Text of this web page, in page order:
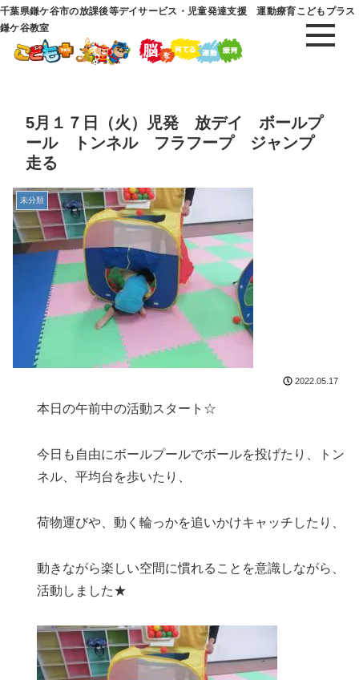
千葉県鎌ケ谷市の放課後等デイサービス・児童発達支援 運動療育こどもプラス
鎌ケ谷教室
5月１７日（火）児発 放デイ ボールプ
ール トンネル フラフープ ジャンプ
走る
未分類
2022.05.17
本日の午前中の活動スタート☆
今日も自由にボールプールでボールを投げたり、トン
ネル、平均台を歩いたり、
荷物運びや、動く輪っかを追いかけキャッチしたり、
動きながら楽しい空間に慣れることを意識しながら、
活動しました★